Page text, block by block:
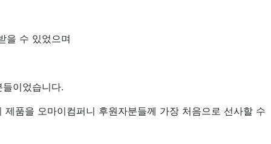
을 수 있었으며
이었습니다.
품을 오마이컴퍼니 후원자분들께 가장 처음으로 선사할 수